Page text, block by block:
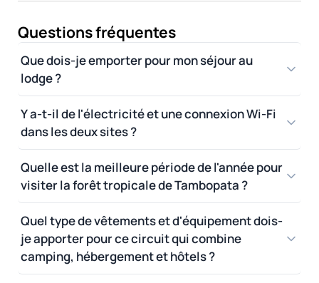
Une veste imperméable
Une bouteille d’eau
réutilisable et un
Et des jumelles
expérience.
Questions fréquentes
Que dois-je emporter pour mon séjour au
lodge ?
Y a-t-il de l'électricité et une connexion Wi-Fi
dans les deux sites ?
Quelle est la meilleure période de l'année pour
visiter la forêt tropicale de Tambopata ?
Quel type de vêtements et d'équipement dois-
je apporter pour ce circuit qui combine
camping, hébergement et hôtels ?